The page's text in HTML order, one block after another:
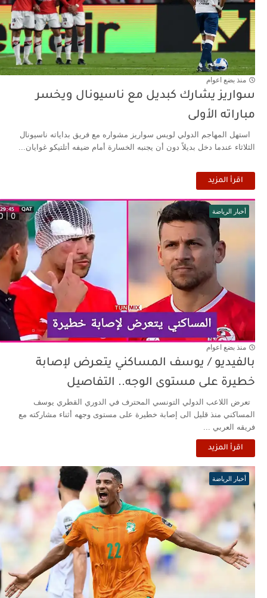
منذ بضع اعوام
سواريز يشارك كبديل مع ناسيونال ويخسر
مباراته الأولى
استهل المهاجم الدولي لويس سواريز مشواره مع فريق بداياته ناسيونال
الثلاثاء عندما دخل بديلاً دون أن يجنبه الخسارة أمام ضيفه أتلتيكو غوايان...
اقرأ المزيد
أخبار الرياضة
منذ بضع اعوام
بالفيديو / يوسف المساكني يتعرض لإصابة
خطيرة على مستوى الوجه.. التفاصيل
تعرض اللاعب الدولي التونسي المحترف في الدوري القطري يوسف
المساكني منذ قليل الى إصابة خطيرة على مستوى وجهه أثناء مشاركته مع
فريقه العربي ...
اقرأ المزيد
أخبار الرياضة